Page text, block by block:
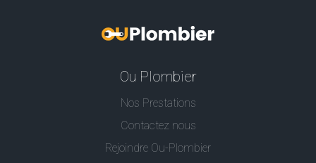
Ou Plombier
Nos Prestations
Contactez nous
Rejoindre Ou-Plombier